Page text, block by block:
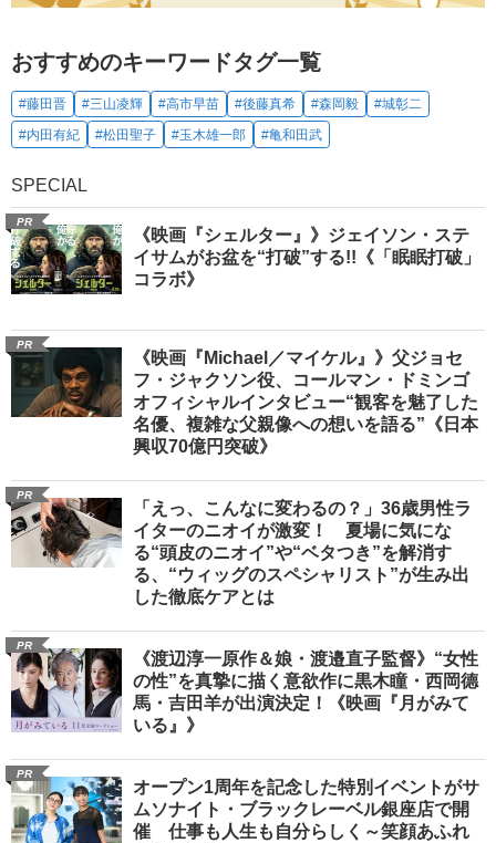
おすすめのキーワードタグ一覧
#藤田晋 #三山凌輝 #高市早苗 #後藤真希 #森岡毅
#城彰二
#内田有紀
#松田聖子 #玉木雄一郎 #亀和田武
SPECIAL
PR
《映画『シェルター』》ジェイソン・ステ
イサムがお盆を“打破”する!!《「眠眠打破」
コラボ》
PR
《映画『Michael／マイケル』》父ジョセ
フ・ジャクソン役、コールマン・ドミンゴ
オフィシャルインタビュー“観客を魅了した
名優、複雑な父親像への想いを語る”《日本
興収70億円突破》
PR
「えっ、こんなに変わるの？」36歳男性ラ
イターのニオイが激変！ 夏場に気にな
る“頭皮のニオイ”や“ベタつき”を解消す
る、“ウィッグのスペシャリスト”が生み出
した徹底ケアとは
PR
《渡辺淳一原作＆娘・渡邉直子監督》“女性
の性”を真摯に描く意欲作に黒木瞳・西岡德
馬・吉田羊が出演決定！《映画『月がみて
いる』》
PR
オープン1周年を記念した特別イベントがサ
ムソナイト・ブラックレーベル銀座店で開
催 仕事も人生も自分らしく～笑顔あふれ